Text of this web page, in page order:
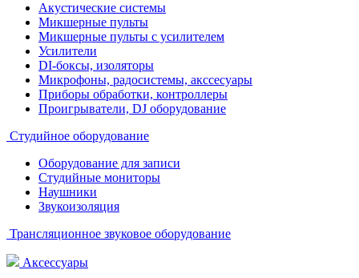
Акустические системы
Микшерные пульты
Микшерные пульты с усилителем
Усилители
DI-боксы, изоляторы
Микрофоны, радосистемы, акссесуары
Приборы обработки, контроллеры
Проигрыватели, DJ оборудование
Студийное оборудование
Оборудование для записи
Студийные мониторы
Наушники
Звукоизоляция
Трансляционное звуковое оборудование
Аксессуары